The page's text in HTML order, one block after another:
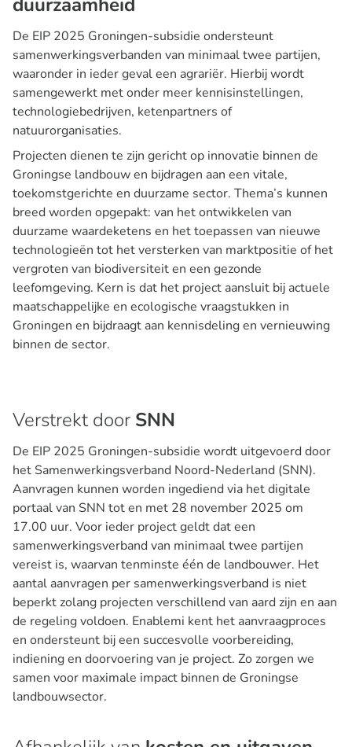
De EIP 2025 Groningen-subsidie ondersteunt
samenwerkingsverbanden van minimaal twee partijen,
waaronder in ieder geval een agrariër. Hierbij wordt
samengewerkt met onder meer kennisinstellingen,
technologiebedrijven, ketenpartners of
natuurorganisaties.
Projecten dienen te zijn gericht op innovatie binnen de
Groningse landbouw en bijdragen aan een vitale,
toekomstgerichte en duurzame sector. Thema’s kunnen
breed worden opgepakt: van het ontwikkelen van
duurzame waardeketens en het toepassen van nieuwe
technologieën tot het versterken van marktpositie of het
vergroten van biodiversiteit en een gezonde
leefomgeving. Kern is dat het project aansluit bij actuele
maatschappelijke en ecologische vraagstukken in
Groningen en bijdraagt aan kennisdeling en vernieuwing
binnen de sector.
Verstrekt door SNN
De EIP 2025 Groningen-subsidie wordt uitgevoerd door
het Samenwerkingsverband Noord-Nederland (SNN).
Aanvragen kunnen worden ingediend via het digitale
portaal van SNN tot en met 28 november 2025 om
17.00 uur. Voor ieder project geldt dat een
samenwerkingsverband van minimaal twee partijen
vereist is, waarvan tenminste één de landbouwer. Het
aantal aanvragen per samenwerkingsverband is niet
beperkt zolang projecten verschillend van aard zijn en aan
de regeling voldoen. Enablemi kent het aanvraagproces
en ondersteunt bij een succesvolle voorbereiding,
indiening en doorvoering van je project. Zo zorgen we
samen voor maximale impact binnen de Groningse
landbouwsector.